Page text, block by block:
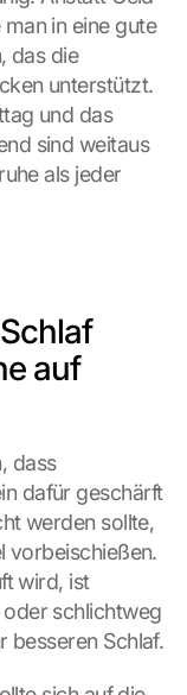
in eine gute
das die
unterstützt.
und das
sind weitaus
als jeder
auf
dass
dafür geschärft
werden sollte,
vorbeischießen.
wird, ist
schlichtweg
besseren Schlaf.